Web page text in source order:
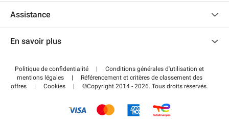
Accéder à mon espace partenaire
Assistance
Centre d'aide
Régler votre stationnement FLOW
En savoir plus
Wiki
Guide du stationnement
Politique de confidentialité |
Conditions générales d'utilisation et
mentions légales
|
Référencement et critères de classement des
offres
| Cookies | ©Copyright 2014 - 2026. Tous droits réservés.